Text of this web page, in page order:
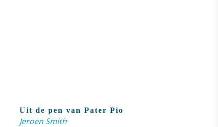
Uit de pen van Pater Pio
Jeroen Smith